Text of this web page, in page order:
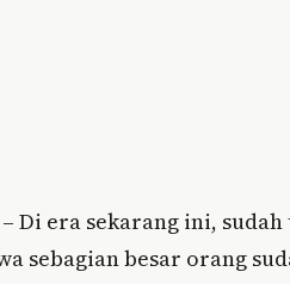
– Di era sekarang ini,
sebagian besar orang